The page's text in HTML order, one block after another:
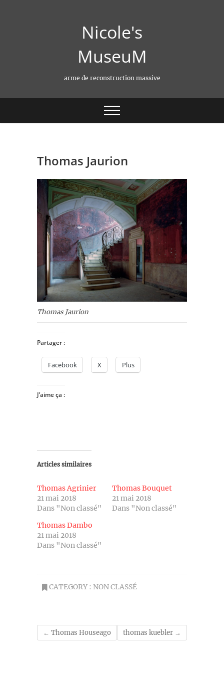
Nicole's
MuseuM
arme de reconstruction massive
Thomas Jaurion
Thomas Jaurion
Partager :
Facebook X Plus
J’aime ça :
Articles similaires
Thomas Agrinier
21 mai 2018
Dans "Non classé"
Thomas Bouquet
21 mai 2018
Dans "Non classé"
Thomas Dambo
21 mai 2018
Dans "Non classé"
CATEGORY : NON CLASSÉ
← Thomas Houseago thomas kuebler →